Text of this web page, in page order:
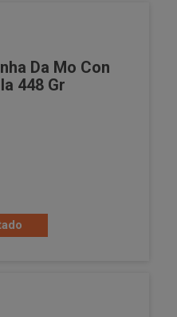
Da Mo Con
448 Gr